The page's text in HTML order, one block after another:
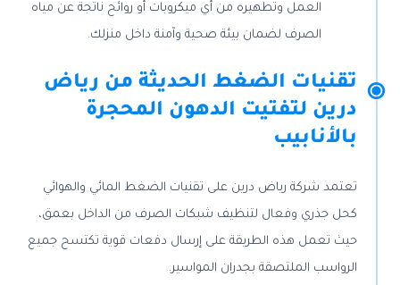
العمل وتطهيره من أي ميكروبات أو روائح ناتجة عن مياه
الصرف لضمان بيئة صحية وآمنة داخل منزلك.
تقنيات الضغط الحديثة من رياض
درين لتفتيت الدهون المحجرة
بالأنابيب
تعتمد شركة رياض درين على تقنيات الضغط المائي والهوائي
كحل جذري وفعال لتنظيف شبكات الصرف من الداخل بعمق،
حيث تعمل هذه الطريقة على إرسال دفعات قوية تكتسح جميع
الرواسب الملتصقة بجدران المواسير.